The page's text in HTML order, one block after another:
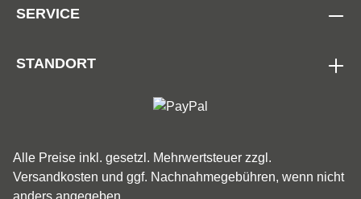
SERVICE
STANDORT
Alle Preise inkl. gesetzl. Mehrwertsteuer zzgl.
Versandkosten und ggf. Nachnahmegebühren, wenn nicht
anders angegeben.